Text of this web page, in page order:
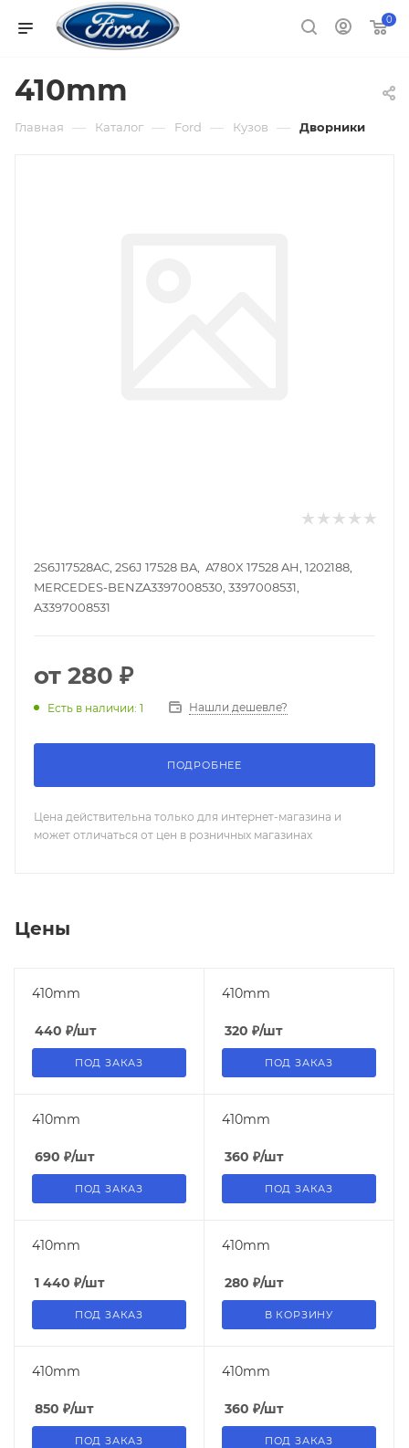
0
410mm
Главная — Каталог — Ford — Кузов — Дворники
2S6J17528AC, 2S6J 17528 BA, A780X 17528 AH, 1202188,
MERCEDES-BENZA3397008530, 3397008531,
A3397008531
от 280 ₽
Есть в наличии: 1 Нашли дешевле?
ПОДРОБНЕЕ
Цена действительна только для интернет-магазина и
может отличаться от цен в розничных магазинах
Цены
410mm
440 ₽/шт
ПОД ЗАКАЗ
410mm
320 ₽/шт
ПОД ЗАКАЗ
410mm
690 ₽/шт
ПОД ЗАКАЗ
410mm
360 ₽/шт
ПОД ЗАКАЗ
410mm
1 440 ₽/шт
ПОД ЗАКАЗ
410mm
280 ₽/шт
В КОРЗИНУ
410mm
850 ₽/шт
ПОД ЗАКАЗ
410mm
360 ₽/шт
ПОД ЗАКАЗ